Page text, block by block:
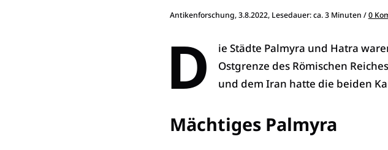
Antikenforschung, 3.8.2022, Lesedauer: ca. 3 Minuten /0
D
ie Städte Palmyra und Hatra
Ostgrenze des Römischen
und dem Iran hatte die beiden
Mächtiges Palmyra